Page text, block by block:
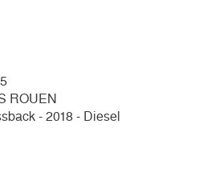
ROUEN
- 2018 - Diesel